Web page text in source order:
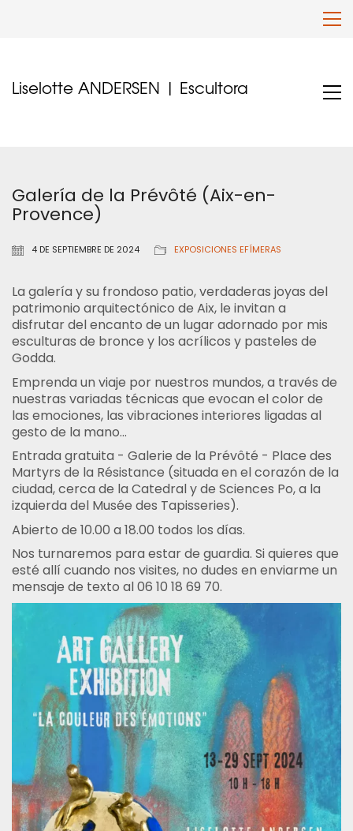
Liselotte ANDERSEN | Escultora
Galería de la Prévôté (Aix-en-
Provence)
4 DE SEPTIEMBRE DE 2024 EXPOSICIONES EFÍMERAS
La galería y su frondoso patio, verdaderas joyas del
patrimonio arquitectónico de Aix, le invitan a
disfrutar del encanto de un lugar adornado por mis
esculturas de bronce y los acrílicos y pasteles de
Godda.
Emprenda un viaje por nuestros mundos, a través de
nuestras variadas técnicas que evocan el color de
las emociones, las vibraciones interiores ligadas al
gesto de la mano...
Entrada gratuita - Galerie de la Prévôté - Place des
Martyrs de la Résistance (situada en el corazón de la
ciudad, cerca de la Catedral y de Sciences Po, a la
izquierda del Musée des Tapisseries).
Abierto de 10.00 a 18.00 todos los días.
Nos turnaremos para estar de guardia. Si quieres que
esté allí cuando nos visites, no dudes en enviarme un
mensaje de texto al 06 10 18 69 70.